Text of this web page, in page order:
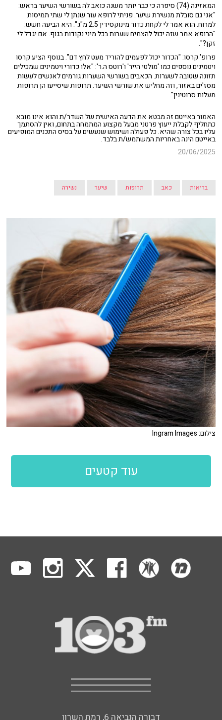
המאזינה (74) סיפרה כי כבר יותר משנה כואב לה בשורשי השיער בראש:
"אני גם סובלת מנשירת שיער. פניתי לרופא עור שנתן לי שתי תמיסות
למרוח. הוא אמר לי לקחת כדור מינוקסידין 2.5 מ"ג". היא הביעה חשש:
"הרופא אמר שזה יכול להצמיח שערות בכל מיני נקודות בגוף. אם יגדל לי
זקן?".
פרופ' קרסו: "הכדור יכול לפעמים להוריד מעט לחץ דם". בנוסף הציע קרסו
ויטמינים נוספים כמו 'מולטי הייר' ו'רוטס ה.ר': "אלו כדורי ויטמינים שמכילים
תזונה שטובה לשערות. הכאבים בשורשי השערות גורמים לאנשים לעשות
מסז'ים באזור, וזה מחליש את שורשי השיער. תרופות שיסייעו הן תרופות
מעלות סרוטינין".
האמור באייטם זה מבטא את הדעה האישית של השדר/ת והוא אינו מובא
כתחליף לקבלת ייעוץ פרטני מבעל מקצוע המתמחה בתחום, ואין להסתמך
עליו בכל צורה שהיא. כל פעולה ושימוש שנעשים על בסיס התכנים המופיעים
באייטם הינה באחריות המשתמש/ת בלבד.
20/06/2025
בריאות כאב תרופות שיער נשירה
צילום: Ingram Images
עוד קטעים
דבורה הנביאה 6, רמת השרון